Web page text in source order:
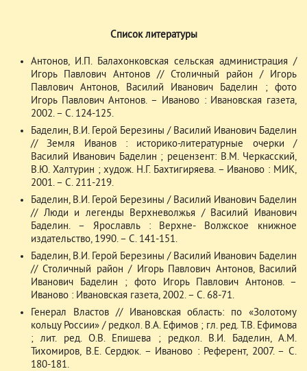
Список литературы
Антонов, И.П. Балахонковская сельская администрация /
Игорь Павлович Антонов // Столичный район / Игорь
Павлович Антонов, Василий Иванович Баделин ; фото
Игорь Павлович Антонов. – Иваново : Ивановская газета,
2002. – С. 124-125.
Баделин, В.И. Герой Березины / Василий Иванович Баделин
// Земля Иванов : историко-литературные очерки /
Василий Иванович Баделин ; рецензент: В.М. Черкасский,
В.Ю. Халтурин ; худож. Н.Г. Бахтигиряева. – Иваново : МИК,
2001. – С. 211-219.
Баделин, В.И. Герой Березины / Василий Иванович Баделин
// Люди и легенды Верхневолжья / Василий Иванович
Баделин. – Ярославль : Верхне- Волжское книжное
издательство, 1990. – С. 141-151.
Баделин, В.И. Герой Березины / Василий Иванович Баделин
// Столичный район / Игорь Павлович Антонов, Василий
Иванович Баделин ; фото Игорь Павлович Антонов. –
Иваново : Ивановская газета, 2002. – С. 68-71.
Генерал Властов // Ивановская область: по «Золотому
кольцу России» / редкол. В.А. Ефимов ; гл. ред. Т.В. Ефимова
; лит. ред. О.В. Епишева ; редкол. В.И. Баделин, А.М.
Тихомиров, В.Е. Сердюк. – Иваново : Референт, 2007. – С.
180-181.